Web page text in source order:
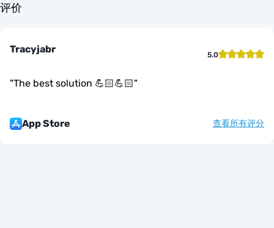
评价
Tracyjabr 5.0
"The best solution 💪🏻💪🏻"
App Store 查看所有评分